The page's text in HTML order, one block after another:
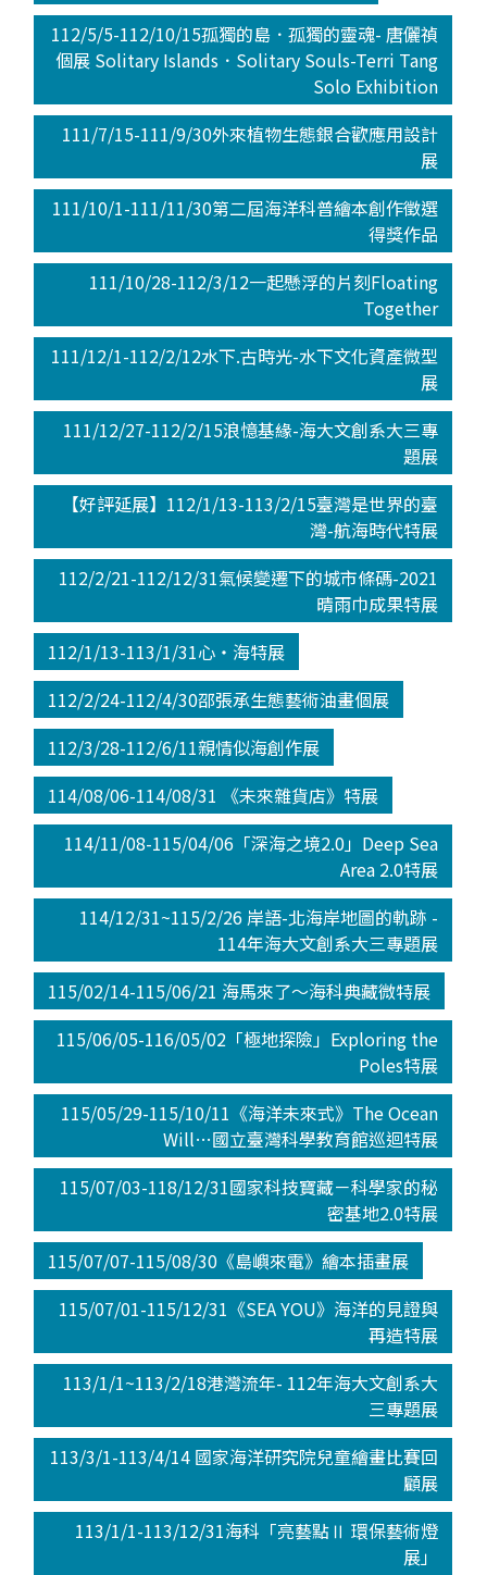
112/5/5-112/10/15孤獨的島．孤獨的靈魂- 唐儷禎
個展 Solitary Islands．Solitary Souls-Terri Tang
Solo Exhibition
111/7/15-111/9/30外來植物生態銀合歡應用設計
展
111/10/1-111/11/30第二屆海洋科普繪本創作徵選
得獎作品
111/10/28-112/3/12一起懸浮的片刻Floating
Together
111/12/1-112/2/12水下.古時光-水下文化資產微型
展
111/12/27-112/2/15浪憶基緣-海大文創系大三專
題展
【好評延展】112/1/13-113/2/15臺灣是世界的臺
灣-航海時代特展
112/2/21-112/12/31氣候變遷下的城市條碼-2021
晴雨巾成果特展
112/1/13-113/1/31心‧海特展
112/2/24-112/4/30邵張承生態藝術油畫個展
112/3/28-112/6/11親情似海創作展
114/08/06-114/08/31 《未來雜貨店》特展
114/11/08-115/04/06「深海之境2.0」Deep Sea
Area 2.0特展
114/12/31~115/2/26 岸語-北海岸地圖的軌跡 -
114年海大文創系大三專題展
115/02/14-115/06/21 海馬來了～海科典藏微特展
115/06/05-116/05/02「極地探險」Exploring the
Poles特展
115/05/29-115/10/11《海洋未來式》The Ocean
Will…國立臺灣科學教育館巡迴特展
115/07/03-118/12/31國家科技寶藏－科學家的秘
密基地2.0特展
115/07/07-115/08/30《島嶼來電》繪本插畫展
115/07/01-115/12/31《SEA YOU》海洋的見證與
再造特展
113/1/1~113/2/18港灣流年- 112年海大文創系大
三專題展
113/3/1-113/4/14 國家海洋研究院兒童繪畫比賽回
顧展
113/1/1-113/12/31海科「亮藝點Ⅱ 環保藝術燈
展」